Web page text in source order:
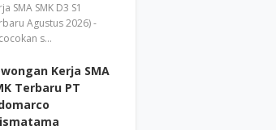
SMA SMK D3 S1
Agustus 2026) -
s…
Kerja SMA
Terbaru PT